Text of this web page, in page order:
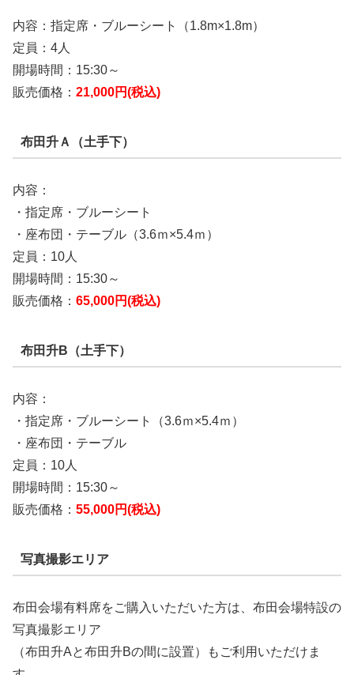
内容：指定席・ブルーシート（1.8m×1.8m）
定員：4人
開場時間：15:30～
販売価格： 21,000円(税込)
布田升Ａ（土手下）
内容：
・指定席・ブルーシート
・座布団・テーブル（3.6ｍ×5.4ｍ）
定員：10人
開場時間：15:30～
販売価格： 65,000円(税込)
布田升B（土手下）
内容：
・指定席・ブルーシート（3.6ｍ×5.4ｍ）
・座布団・テーブル
定員：10人
開場時間：15:30～
販売価格： 55,000円(税込)
写真撮影エリア
布田会場有料席をご購入いただいた方は、布田会場特設の
写真撮影エリア
（布田升Aと布田升Bの間に設置）もご利用いただけま